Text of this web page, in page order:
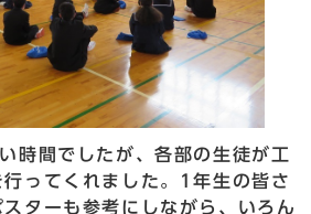
時間でしたが、各部の生徒が工
ってくれました。1年生の皆さ
ターも参考にしながら、いろん